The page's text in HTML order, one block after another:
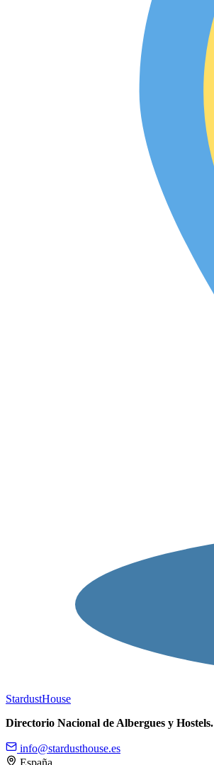
StardustHouse
Directorio Nacional de Albergues y Hostels.
info@stardusthouse.es